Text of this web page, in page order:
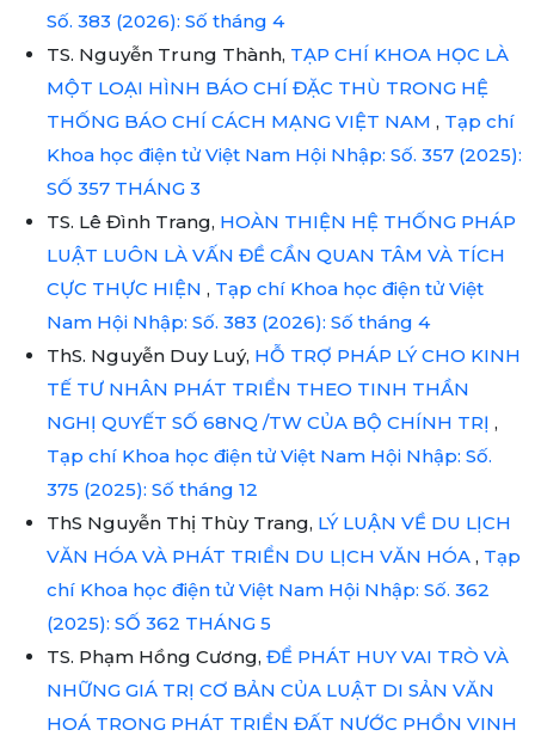
Số. 383 (2026): Số tháng 4
TS. Nguyễn Trung Thành, TẠP CHÍ KHOA HỌC LÀ
MỘT LOẠI HÌNH BÁO CHÍ ĐẶC THÙ TRONG HỆ
THỐNG BÁO CHÍ CÁCH MẠNG VIỆT NAM , Tạp chí
Khoa học điện tử Việt Nam Hội Nhập: Số. 357 (2025):
SỐ 357 THÁNG 3
TS. Lê Đình Trang, HOÀN THIỆN HỆ THỐNG PHÁP
LUẬT LUÔN LÀ VẤN ĐỀ CẦN QUAN TÂM VÀ TÍCH
CỰC THỰC HIỆN , Tạp chí Khoa học điện tử Việt
Nam Hội Nhập: Số. 383 (2026): Số tháng 4
ThS. Nguyễn Duy Luý, HỖ TRỢ PHÁP LÝ CHO KINH
TẾ TƯ NHÂN PHÁT TRIỂN THEO TINH THẦN
NGHỊ QUYẾT SỐ 68NQ /TW CỦA BỘ CHÍNH TRỊ ,
Tạp chí Khoa học điện tử Việt Nam Hội Nhập: Số.
375 (2025): Số tháng 12
ThS Nguyễn Thị Thùy Trang, LÝ LUẬN VỀ DU LỊCH
VĂN HÓA VÀ PHÁT TRIỂN DU LỊCH VĂN HÓA , Tạp
chí Khoa học điện tử Việt Nam Hội Nhập: Số. 362
(2025): SỐ 362 THÁNG 5
TS. Phạm Hồng Cương, ĐỂ PHÁT HUY VAI TRÒ VÀ
NHỮNG GIÁ TRỊ CƠ BẢN CỦA LUẬT DI SẢN VĂN
HOÁ TRONG PHÁT TRIỂN ĐẤT NƯỚC PHỒN VINH